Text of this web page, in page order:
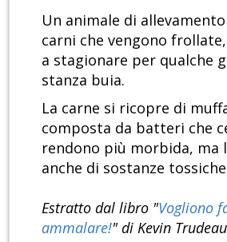
Un animale di
carni che vengono
a stagionare per qualche
stanza buia.
La carne si ricopre di
composta da batteri che
rendono più morbida, ma
anche di sostanze
Estratto dal libro "Vogliono
ammalare!" di Kevin Trudeau